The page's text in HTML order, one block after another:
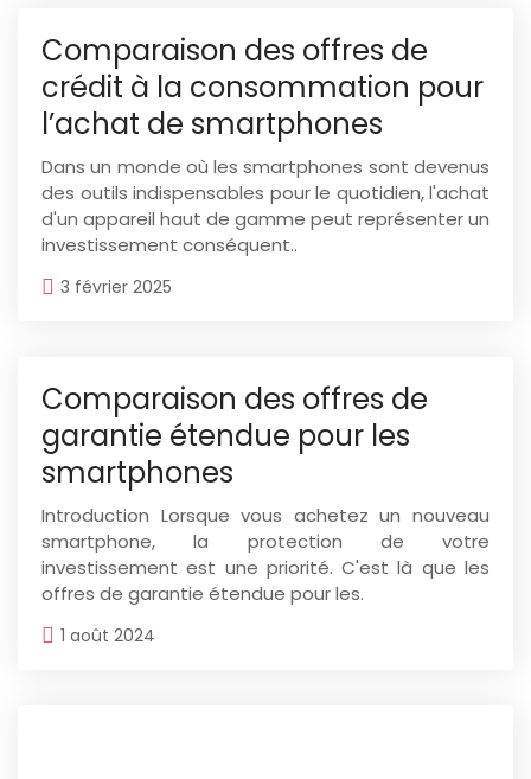
Comparaison des offres de
crédit à la consommation pour
l’achat de smartphones
Dans un monde où les smartphones sont devenus
des outils indispensables pour le quotidien, l'achat
d'un appareil haut de gamme peut représenter un
investissement conséquent..
3 février 2025
Comparaison des offres de
garantie étendue pour les
smartphones
Introduction Lorsque vous achetez un nouveau
smartphone, la protection de votre
investissement est une priorité. C'est là que les
offres de garantie étendue pour les.
1 août 2024